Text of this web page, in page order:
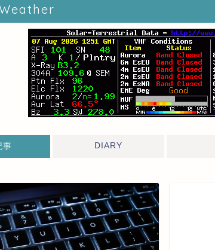
事 DIARY